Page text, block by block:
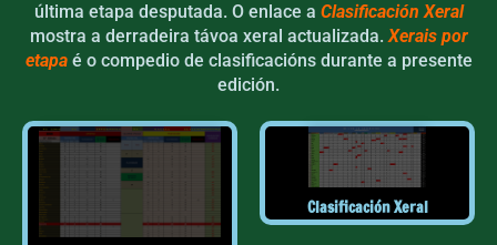
última etapa desputada. O enlace a Clasificación Xeral
mostra a derradeira távoa xeral actualizada.Xerais por
etapaé o compedio de clasificacións durante a presente
edición.
Clasificación Xeral